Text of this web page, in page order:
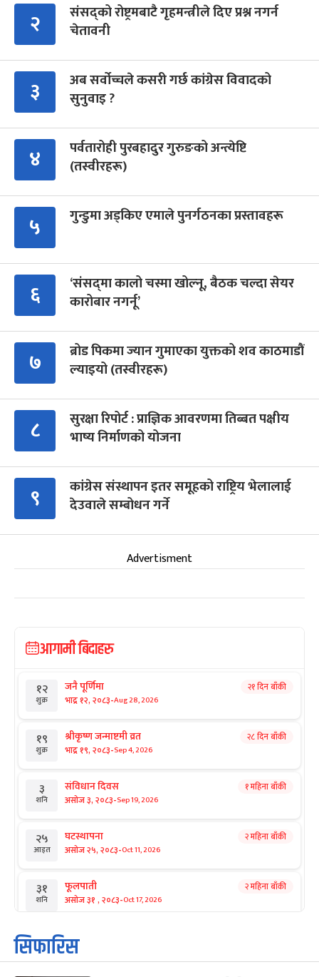
२
संसद्को रोष्ट्रमबाटै गृहमन्त्रीले दिए प्रश्न नगर्न
चेतावनी
३
अब सर्वोच्चले कसरी गर्छ कांग्रेस विवादको
सुनुवाइ ?
४
पर्वतारोही पुरबहादुर गुरुङको अन्त्येष्टि
(तस्वीरहरू)
५ गुन्डुमा अड्किए एमाले पुनर्गठनका प्रस्तावहरू
६
‘संसद्‍मा कालो चस्मा खोल्नू, बैठक चल्दा सेयर
कारोबार नगर्नू’
७
ब्रोड पिकमा ज्यान गुमाएका युक्तको शव काठमाडौं
ल्याइयो (तस्वीरहरू)
८
सुरक्षा रिपोर्ट : प्राज्ञिक आवरणमा तिब्बत पक्षीय
भाष्य निर्माणको योजना
९
कांग्रेस संस्थापन इतर समूहको राष्ट्रिय भेलालाई
देउवाले सम्बोधन गर्ने
Advertisment
आगामी बिदाहरु
१२
शुक्र
जनै पूर्णिमा
भाद्र १२, २०८३-Aug 28, 2026
२१ दिन बाँकी
१९
शुक्र
श्रीकृष्ण जन्माष्टमी व्रत
भाद्र १९, २०८३-Sep 4, 2026
२८ दिन बाँकी
३
शनि
संविधान दिवस
असोज ३, २०८३-Sep 19, 2026
१ महिना बाँकी
२५
आइत
घटस्थापना
असोज २५, २०८३-Oct 11, 2026
२ महिना बाँकी
३१
शनि
फूलपाती
असोज ३१ , २०८३-Oct 17, 2026
२ महिना बाँकी
१
आइत
कार्तिक सङ्क्रान्ति
कार्तिक १, २०८३
सिफारिस